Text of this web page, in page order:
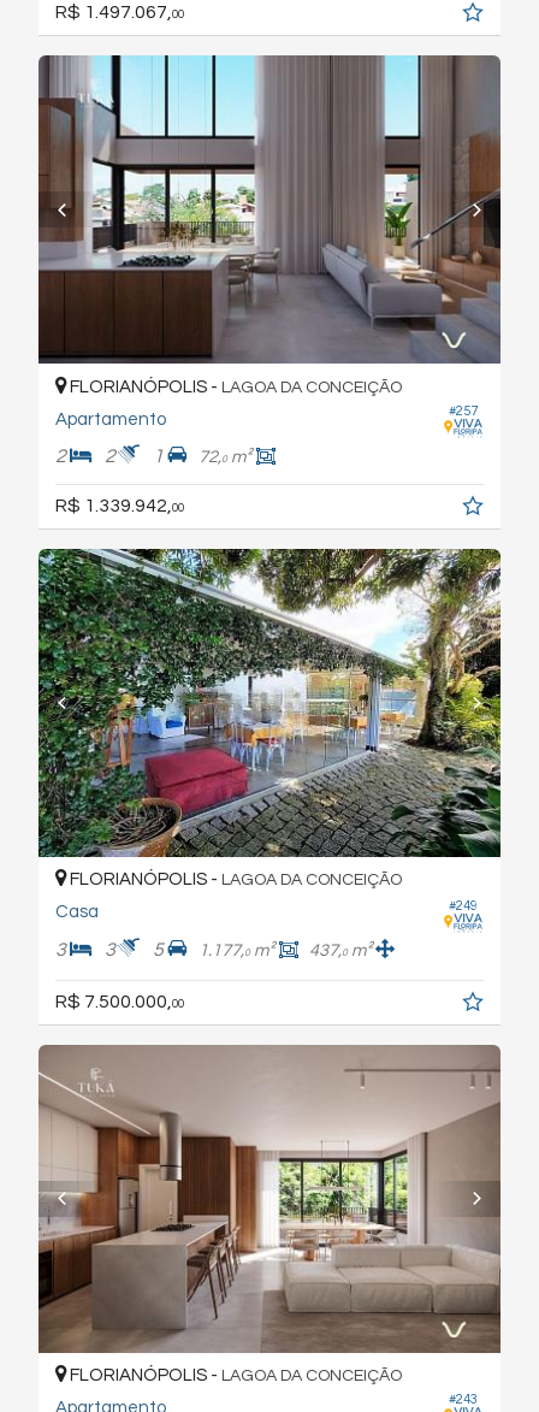
R$ 1.497.067,00
#257
FLORIANÓPOLIS - LAGOA DA CONCEIÇÃO
Apartamento
2 2 1 72,0m²
R$ 1.339.942, 00
#249
FLORIANÓPOLIS - LAGOA DA CONCEIÇÃO
Casa
3 3 5 1.177,0m² 437,0m²
R$ 7.500.000, 00
#243
FLORIANÓPOLIS - LAGOA DA CONCEIÇÃO
Apartamento